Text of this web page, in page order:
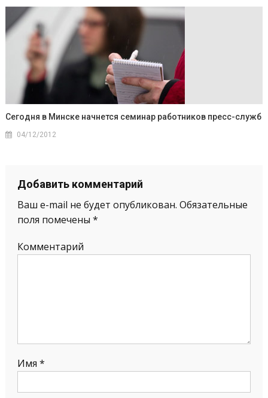
Сегодня в Минске начнется семинар работников пресс-служб
04/12/2012
Добавить комментарий
Ваш e-mail не будет опубликован. Обязательные
поля помечены *
Комментарий
Имя *